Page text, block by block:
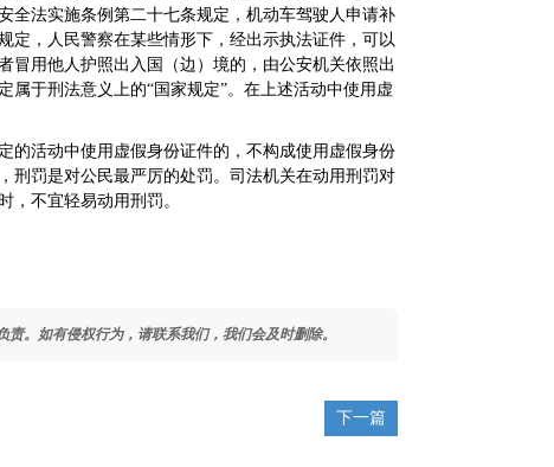
全法实施条例第二十七条规定，机动车驾驶人申请补
定，人民警察在某些情形下，经出示执法证件，可以
冒用他人护照出入国（边）境的，由公安机关依照出
于刑法意义上的“国家规定”。在上述活动中使用虚
的活动中使用虚假身份证件的，不构成使用虚假身份
刑罚是对公民最严厉的处罚。司法机关在动用刑罚对
，不宜轻易动用刑罚。
。如有侵权行为，请联系我们，我们会及时删除。
下一篇